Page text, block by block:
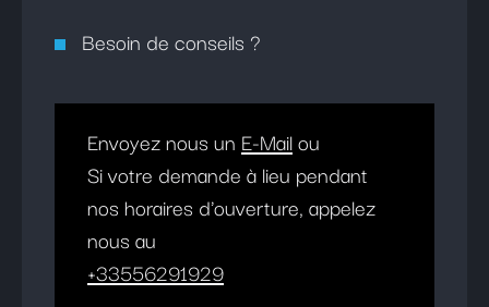
Besoin de conseils ?
Envoyez nous un E-Mailou
Si votre demande à lieu pendant
nos horaires d'ouverture, appelez
nous au
+33556291929